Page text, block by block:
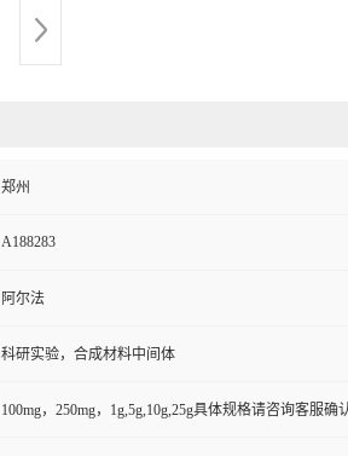
郑州
A188283
阿尔法
科研实验，合成材料中间体
100mg，250mg，1g,5g,10g,25g具体规格请咨询客服确